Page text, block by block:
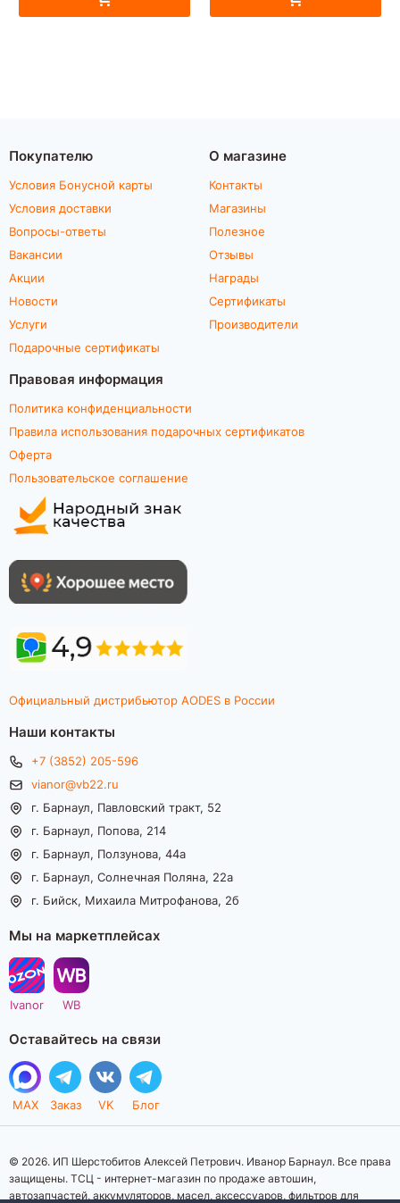
Покупателю
Условия Бонусной карты
Условия доставки
Вопросы-ответы
Вакансии
Акции
Новости
Услуги
Подарочные сертификаты
О магазине
Контакты
Магазины
Полезное
Отзывы
Награды
Сертификаты
Производители
Правовая информация
Политика конфиденциальности
Правила использования подарочных сертификатов
Оферта
Пользовательское соглашение
Официальный дистрибьютор AODES в России
Наши контакты
+7 (3852) 205-596
vianor@vb22.ru
г. Барнаул, Павловский тракт, 52
г. Барнаул, Попова, 214
г. Барнаул, Ползунова, 44а
г. Барнаул, Солнечная Поляна, 22а
г. Бийск, Михаила Митрофанова, 2б
Мы на маркетплейсах
Ivanor WB
Оставайтесь на связи
MAX Заказ VK Блог
© 2026. ИП Шерстобитов Алексей Петрович. Иванор Барнаул. Все права
защищены. ТСЦ - интернет-магазин по продаже автошин,
автозапчастей, аккумуляторов, масел, аксессуаров, фильтров для